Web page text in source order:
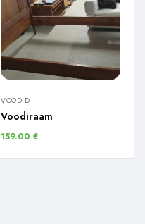
VOODID
Voodiraam
159.00 €